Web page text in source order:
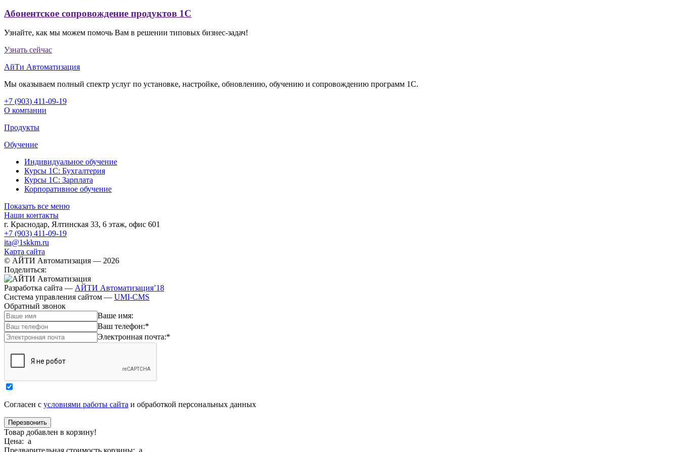
Абонентское сопровождение продуктов 1C
Узнайте, как мы можем помочь Вам в решении типовых бизнес-задач!
Узнать сейчас
АйТи Автоматизация
Мы оказываем полный спектр услуг по установке, настройке, обновлению, обучению и сопровождению программ 1С.
+7 (903) 411-09-19
О компании
Продукты
Обучение
Индивидуальное обучение
Курсы 1С: Бухгалтерия
Курсы 1С: Зарплата
Корпоративное обучение
Показать все меню
Наши контакты
г. Краснодар, Ялтинская 33, 6 этаж, офис 601
+7 (903) 411-09-19
ita@1skkm.ru
Карта сайта
© АЙТИ Автоматизация — 2026
Поделиться:
Разработка сайта — АЙТИ Автоматизация’18
Система управления сайтом — UMI-CMS
Обратный звонок
Ваше имя:
Ваш телефон:*
Электронная почта:*
Согласен с условиями работы сайта и обработкой персональных данных
Товар добавлен в корзину!
Цена: a